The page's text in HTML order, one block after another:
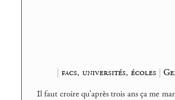
|facs, universités, écoles |
Il faut croire qu’après trois ans ça me